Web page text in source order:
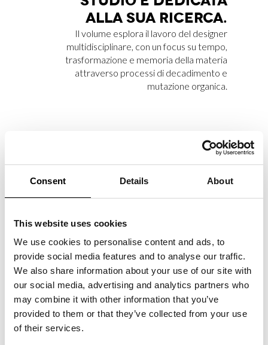
Consent Details About
This website uses cookies
We use cookies to personalise content and ads, to
provide social media features and to analyse our traffic.
We also share information about your use of our site with
our social media, advertising and analytics partners who
may combine it with other information that you’ve
provided to them or that they’ve collected from your use
of their services.
ALLA SUA RI­CER­CA.
Il volume esplora il lavoro del designer
multidisciplinare, con un focus su tempo,
trasformazione e memoria della materia
attraverso processi di decadimento e
mutazione organica.
MAR­CO RAI­NÒ CON­TRI­
BUI­SCE CON UN SAG­GIO
PER IL CA­TA­LO­GO DEL­LA
Marco Rainò firma il saggio critico
pulsazione antitragica nell’invenzione creativa”
pubblicato da Marsilio Arte nel volume che
accompagna la mostra collettiva“Tragicomica.
Prospettive sull’arte italiana dal secondo
Novecento a oggi”al MAXXI Museo nazionale
delle arti del XXI secolo, a cura di Andrea
Bellini e Francesco Stocchi.